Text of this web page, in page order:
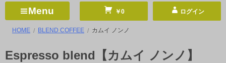
ッ
Menu ￥0 ログイン
HOME BLEND COFFEE カムイ ノンノ
Espresso blend【カムイ ノンノ】